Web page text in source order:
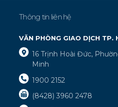
Thông tin liên hệ
VĂN PHÒNG GIAO DỊCH TP.
16 Trịnh Hoài Đức,
Minh
1900 2152
(8428) 3960 2478